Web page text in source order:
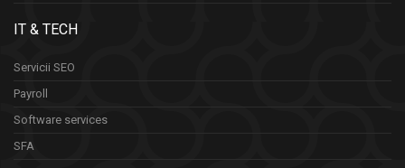
IT & TECH
Servicii SEO
Payroll
Software services
SFA